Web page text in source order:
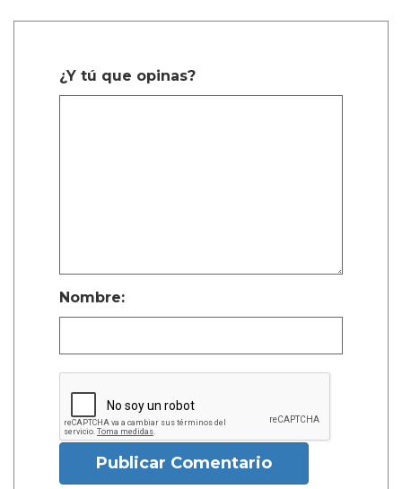
¿Y tú que opinas?
Nombre:
Publicar Comentario